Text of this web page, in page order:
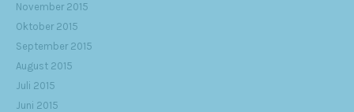
November 2015
Oktober 2015
September 2015
August 2015
Juli 2015
Juni 2015